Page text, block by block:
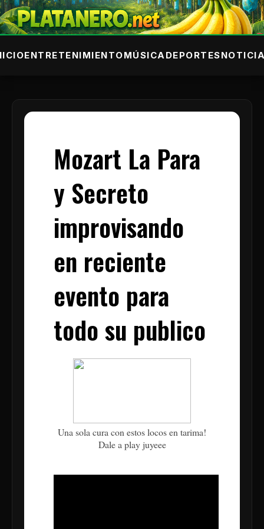
ENTRETENIMIENTOMÚSICADEPORTES
Mozart La Para
y Secreto
improvisando
en reciente
evento para
todo su publico
Una sola cura con estos locos en tarima!
Dale a play juyeee